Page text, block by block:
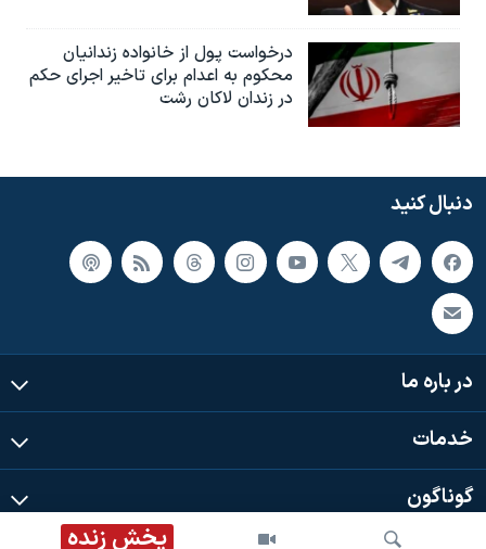
پخش زنده
درخواست پول از خانواده زندانیان
محکوم به‌ اعدام برای تاخیر اجرای حکم
در زندان لاکان رشت
دنبال کنید
در باره ما
خدمات
گوناگون